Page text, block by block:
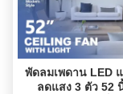
พัดลมเพดาน LED
ลดแสง 3 ตัว 52